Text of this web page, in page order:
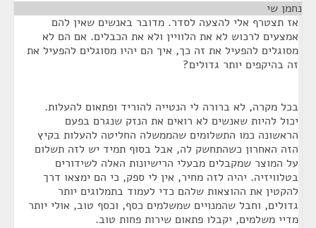
נחמן שי
אז תצטרף אלי להצעה לסדר. מדובר באנשים שאין להם
אמצעים לרכוש לא את הלוויין ולא את הכבלים. אם הם לא
מסוגלים להפעיל את זה כך, איך הם יהיו מסוגלים להפעיל את
זה בהיקפים יותר גדולים?
בכל מקרה, לא ברורה לי הנטייה להוריד ופתאום להעלות.
יכול להיות שאנשים לא רואים את הנזק שנגרם בפעם
הראשונה כמו התשלומים שהממשלה החליטה להעלות בקיץ
הזה האחרון כשהתחשק לה, אבל בסוף תמיד יש לזה תשלום
על המוצר שמקבלים מבעלי הרישיונות האלה לשידורים
בטלוויזיה. יהיה לזה מחיר, אין לי ספק, כי הם ימצאו דרך
להקטין את ההוצאות שלהם כדי לעמוד בתמלוגים יותר
גדולים, וחבל שהמנויים שמשלמים כסף, וכסף טוב, אולי יותר
מדיי משלמים, יקבלו פתאום שירות פחות טוב.